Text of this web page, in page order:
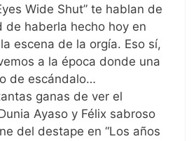
Wide Shut” te hablan de
de haberla hecho hoy en
escena de la orgía. Eso sí,
a la época donde una
de escándalo…
ganas de ver el
Ayaso y Félix sabroso
del destape en “Los años